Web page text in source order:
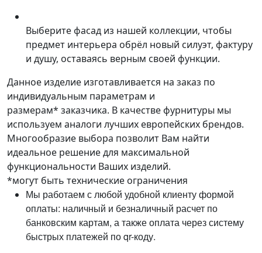
Выберите фасад из нашей коллекции, чтобы
предмет интерьера обрёл новый силуэт, фактуру
и душу, оставаясь верным своей функции.
Данное изделие изготавливается на заказ по
индивидуальным параметрам и
размерам* заказчика. В качестве фурнитуры мы
используем аналоги лучших европейских брендов.
Многообразие выбора позволит Вам найти
идеальное решение для максимальной
функциональности Ваших изделий.
*могут быть технические ограничения
Мы работаем с любой удобной клиенту формой
оплаты: наличный и безналичный расчет по
банковским картам, а также оплата через систему
быстрых платежей по qr-коду.